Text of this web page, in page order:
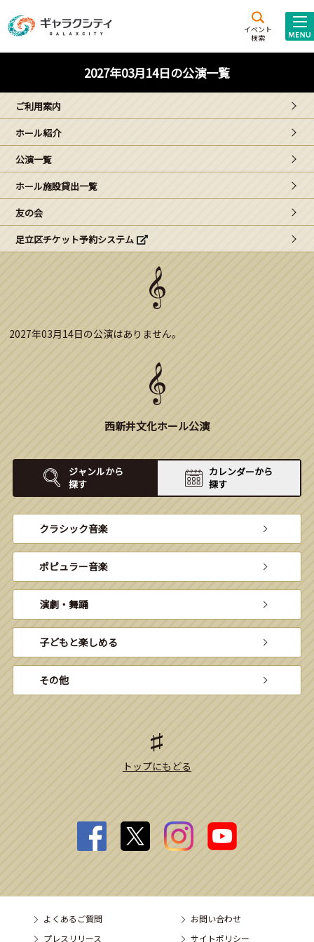
イベント
検索
施設案内
西新井
文化ホール
ギャラクシティとは
こどもみーてぃんぐ
Gがくえん
ブランドからのお知らせ
2027年03月14日の公演一覧
ご利用案内
ホール紹介
公演一覧
ホール施設貸出一覧
友の会
足立区チケット予約システム
2027年03月14日の公演はありません。
西新井文化ホール公演
ジャンルから
探す
カレンダーから
探す
クラシック音楽
ポピュラー音楽
演劇・舞踊
子どもと楽しめる
その他
トップにもどる
よくあるご質問
お問い合わせ
プレスリリース
サイトポリシー